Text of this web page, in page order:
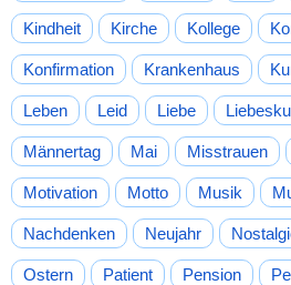
Kindheit Kirche Kollege
Konfirmation Krankenhaus
Leben Leid Liebe
Männertag Mai Misstrauen
Motivation Motto Musik
Nachdenken Neujahr
Ostern Patient Pension